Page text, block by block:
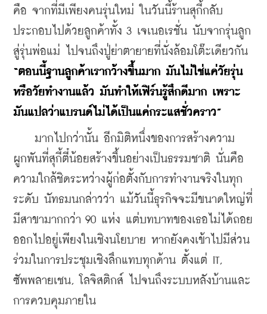
คือ จากที่มีเพียงคนรุ่นใหม่ ในวันนี้ร้านสุกี้กลับ
ประกอบไปด้วยลูกค้าทั้ง 3 เจเนอเรชั่น นับจากรุ่นลูก
“ตอนนี้ฐานลูกค้าเรากว้างขึ้นมาก มันไม่ใช่แค่วัยรุ่น
หรือวัยทำงานแล้ว มันทำให้เฟิร์นรู้สึกดีมาก เพราะ
มันแปลว่าแบรนด์ไม่ได้เป็นแค่กระแสชั่วคราว”
มากไปกว่านั้น อีกมิติหนึ่งของการสร้างความ
ผูกพันที่สุกี้ตี๋น้อยสร้างขึ้นอย่างเป็นธรรมชาติ นั่นคือ
ความใกล้ชิดระหว่างผู้ก่อตั้งกับการทำงานจริงในทุก
ระดับ นัทธมนกล่าวว่า แม้วันนี้ธุรกิจจะมีขนาดใหญ่ที่
มีสาขามากกว่า 90 แห่ง แต่บทบาทของเธอไม่ได้ถอย
ออกไปอยู่เพียงในเชิงนโยบาย หากยังคงเข้าไปมีส่วน
ร่วมในการประชุมเชิงลึกแทบทุกด้าน ตั้งแต่ IT,
ซัพพลายเชน, โลจิสติกส์ ไปจนถึงระบบหลังบ้านและ
การควบคุมภายใน